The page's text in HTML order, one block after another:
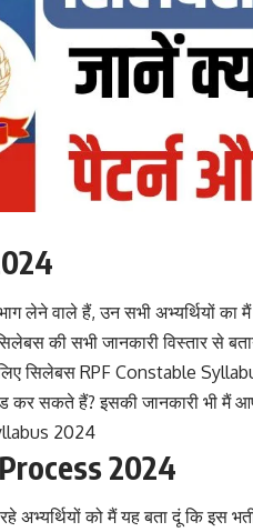
लेने वाले हैं, उन सभी अभ्यर्थियों
की सभी जानकारी विस्तार से
लिए सिलेबस RPF Constable
सकते हैं? इसकी जानकारी भी मैं
2024
2024
अभ्यर्थियों को मैं यह बता दूं कि इस